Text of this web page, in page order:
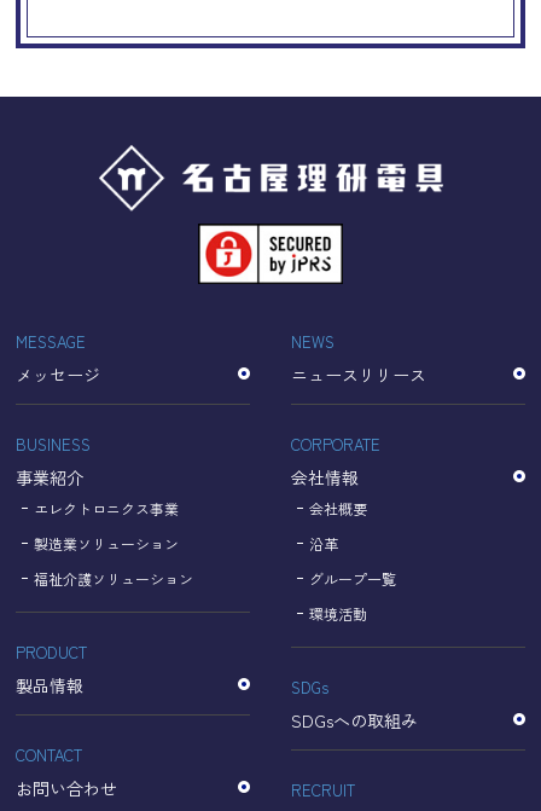
Googleアナリティクスの使用につい
当サイトでは、より良いサービスの提供、またユーザビリ
ティの向上のため、Googleアナリティクスを使用し、当サ
イトの利用状況などのデータ収集及び解析を行っておりま
す。その際、「Cookie」を通じて、Googleがお客様のIPア
ドレスなどの情報を収集する場合がありますが、
「Cookie」で収集される情報は個人を特定できるものでは
収集されたデータはGoogleのプライバシーポリシーにおい
て管理されます。
なお、当サイトのご利用をもって、上述の方法・目的にお
いてGoogle及び当サイトが行うデータ処理に関し、お客様
【Googleのプライバシーポリシー】
https://policies.google.com/privacy?hl=ja
https://policies.google.com/technologies/partner-sites?
hl=ja
個人情報に関するお問い合わせ窓口
名古屋理研電具株式会社
TEL：052-833-1248
MESSAGE
メッセージ
BUSINESS
事業紹介
エレクトロニクス事業
製造業ソリューション
福祉介護ソリューション
PRODUCT
製品情報
CONTACT
お問い合わせ
NEWS
ニュースリリース
CORPORATE
会社情報
会社概要
沿革
グループ一覧
環境活動
SDGs
SDGsへの取組み
RECRUIT